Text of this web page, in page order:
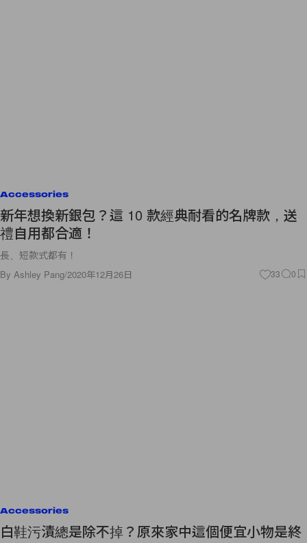
Accessories
新年想換新銀包？這 10 款經典耐看的名牌款，送
禮自用都合適！
長、短款式都有！
By Ashley Pang/2020年12月26日 33 0
Accessories
白鞋污漬總是除不掉？原來家中這個便宜小物是終